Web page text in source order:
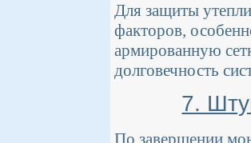
Для защиты
факторов,
армированную
долговечность
7.
По завершении